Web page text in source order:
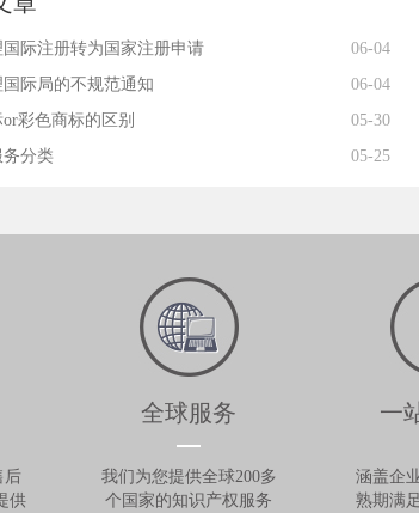
际注册转为国家注册申请 06-04
际局的不规范通知
06-04
彩色商标的区别
05-30
分类
05-25
后
供
全球服务
我们为您提供全球200多
个国家的知识产权服务
一
涵盖企
熟期满